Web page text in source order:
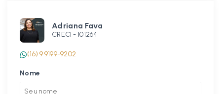
Adriana Fava
CRECI - 101264
(16) 9 9199-9202
Nome